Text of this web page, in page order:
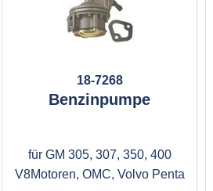
18-7268
Benzinpumpe
für GM 305, 307, 350, 400
V8Motoren, OMC, Volvo Penta